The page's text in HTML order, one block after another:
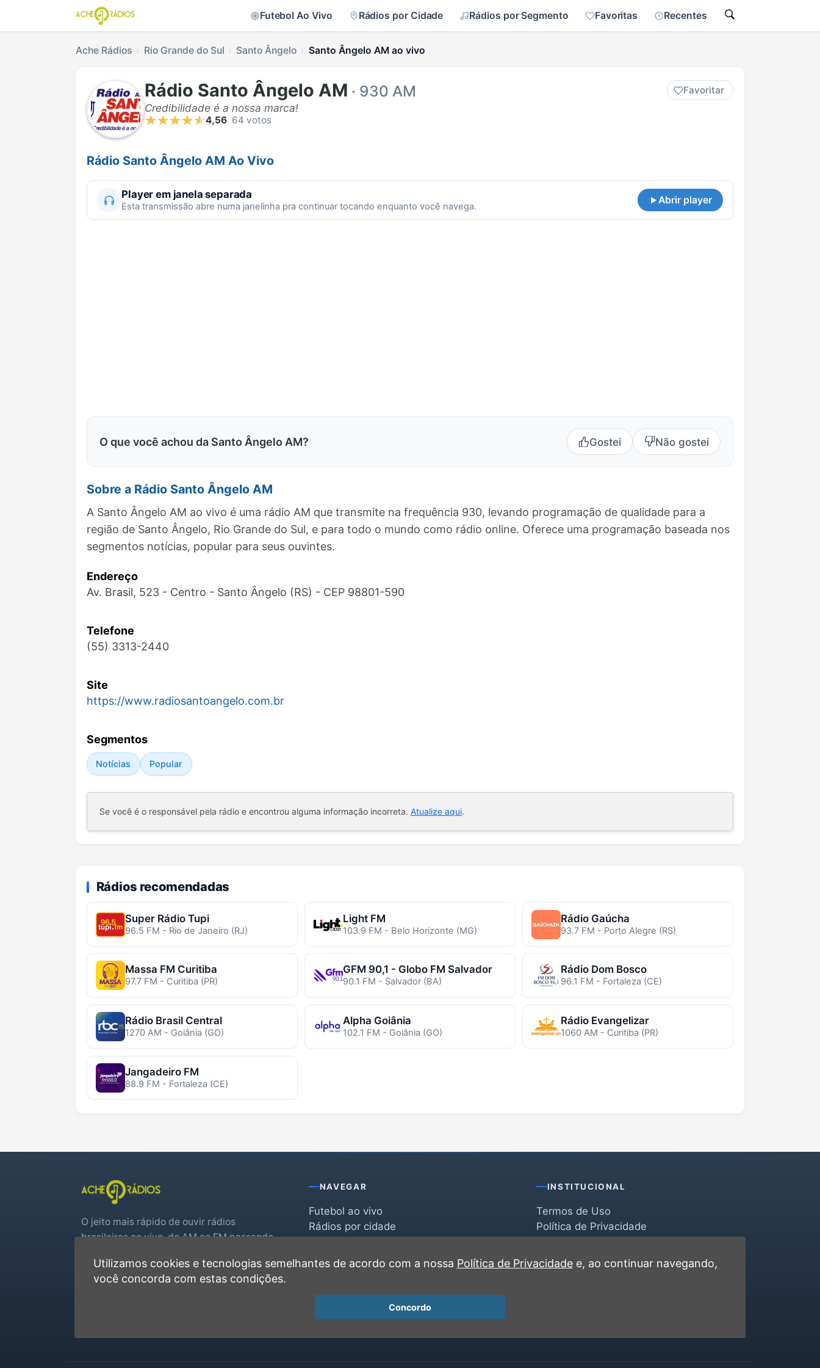
Futebol Ao Vivo Rádios por Cidade Rádios por Segmento Favoritas Recentes
Ache Rádios Rio Grande do Sul Santo Ângelo Santo Ângelo AM ao vivo
Rádio Santo Ângelo AM · 930 AM
Credibilidade é a nossa marca!
Favoritar
4,56 64 votos
Rádio Santo Ângelo AM Ao Vivo
Player em janela separada
Esta transmissão abre numa janelinha pra continuar tocando enquanto você navega.
Abrir player
O que você achou da Santo Ângelo AM? Gostei Não gostei
Sobre a Rádio Santo Ângelo AM
A Santo Ângelo AM ao vivo é uma rádio AM que transmite na frequência 930, levando programação de qualidade para a
região de Santo Ângelo, Rio Grande do Sul, e para todo o mundo como rádio online. Oferece uma programação baseada nos
segmentos notícias, popular para seus ouvintes.
Endereço
Av. Brasil, 523 - Centro - Santo Ângelo (RS) - CEP 98801-590
Telefone
(55) 3313-2440
Site
https://www.radiosantoangelo.com.br
Segmentos
Notícias Popular
Se você é o responsável pela rádio e encontrou alguma informação incorreta. Atualize aqui.
Rádios recomendadas
Super Rádio Tupi
96.5 FM - Rio de Janeiro (RJ)
Light FM
103.9 FM - Belo Horizonte (MG)
Rádio Gaúcha
93.7 FM - Porto Alegre (RS)
Massa FM Curitiba
97.7 FM - Curitiba (PR)
GFM 90,1 - Globo FM Salvador
90.1 FM - Salvador (BA)
Rádio Dom Bosco
96.1 FM - Fortaleza (CE)
Rádio Brasil Central
1270 AM - Goiânia (GO)
Alpha Goiânia
102.1 FM - Goiânia (GO)
Rádio Evangelizar
1060 AM - Curitiba (PR)
Jangadeiro FM
88.9 FM - Fortaleza (CE)
O jeito mais rápido de ouvir rádios
brasileiras ao vivo, do AM ao FM passando
real.
NAVEGAR
Futebol ao vivo
Rádios por cidade
Favoritas
INSTITUCIONAL
Termos de Uso
Política de Privacidade
Contato
Utilizamos cookies e tecnologias semelhantes de acordo com a nossa Política de Privacidadee, ao continuar navegando,
você concorda com estas condições.
Concordo